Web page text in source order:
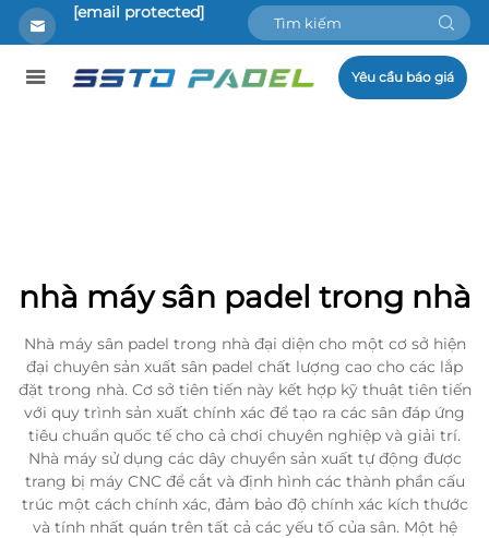
[email protected]
Yêu cầu báo giá
nhà máy sân padel trong nhà
Nhà máy sân padel trong nhà đại diện cho một cơ sở hiện
đại chuyên sản xuất sân padel chất lượng cao cho các lắp
đặt trong nhà. Cơ sở tiên tiến này kết hợp kỹ thuật tiên tiến
với quy trình sản xuất chính xác để tạo ra các sân đáp ứng
tiêu chuẩn quốc tế cho cả chơi chuyên nghiệp và giải trí.
Nhà máy sử dụng các dây chuyền sản xuất tự động được
trang bị máy CNC để cắt và định hình các thành phần cấu
trúc một cách chính xác, đảm bảo độ chính xác kích thước
và tính nhất quán trên tất cả các yếu tố của sân. Một hệ